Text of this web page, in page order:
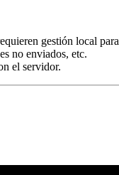
gestión local
no enviados, etc.
el servidor.